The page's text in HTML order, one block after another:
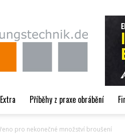
Zerspanungstechnik.de
Příběhy z praxe obrábění
pro nekonečné množství broušení